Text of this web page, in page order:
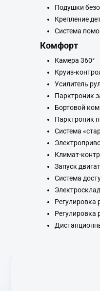
Подушки
Крепление
Система
Комфорт
Камера 360°
Круиз-
Усилитель
Парктроник
Бортовой
Парктроник
Система
Климат-
Запуск
Система
Регулировка
Регулировка